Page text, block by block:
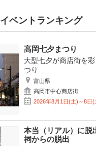
イベントランキング
高岡七夕まつり
大型七夕が商店街を
つり
富山県
高岡市中心商店街
2026年8月1日(土)～8日(
本当（リアル）に脱
祠からの脱出